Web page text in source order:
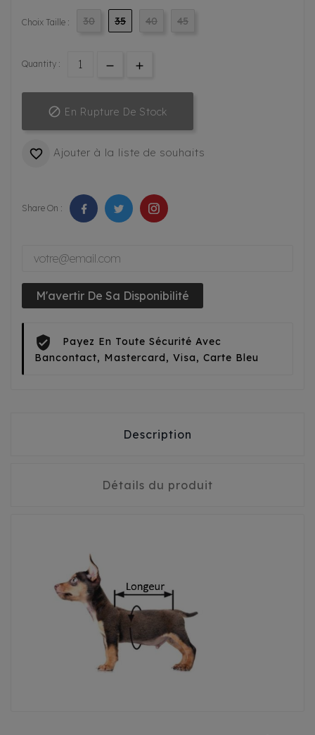
Choix Taille : 30 35 40 45
Quantity :
 En Rupture De Stock
 Ajouter à la liste de souhaits
Share On :
M'avertir De Sa Disponibilité
Payez En Toute Sécurité Avec
Bancontact, Mastercard, Visa, Carte Bleu
Description
Détails du produit